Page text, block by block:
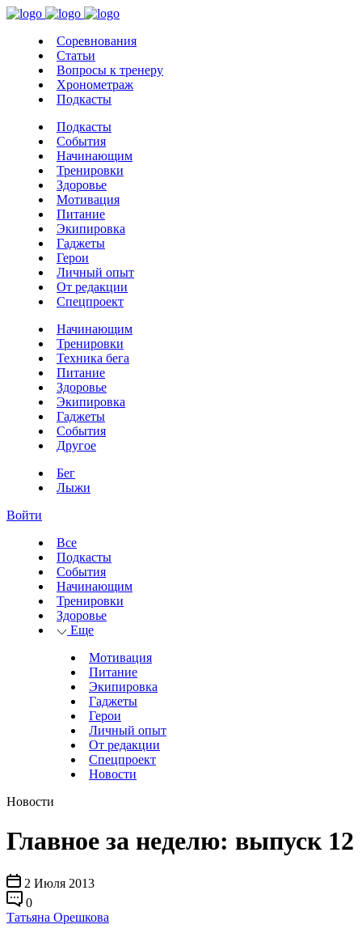
Соревнования
Статьи
Вопросы к тренеру
Хронометраж
Подкасты
Подкасты
События
Начинающим
Тренировки
Здоровье
Мотивация
Питание
Экипировка
Гаджеты
Герои
Личный опыт
От редакции
Спецпроект
Начинающим
Тренировки
Техника бега
Питание
Здоровье
Экипировка
Гаджеты
События
Другое
Бег
Лыжи
Войти
Все
Подкасты
События
Начинающим
Тренировки
Здоровье
Еще
Мотивация
Питание
Экипировка
Гаджеты
Герои
Личный опыт
От редакции
Спецпроект
Новости
Новости
Главное за неделю: выпуск 12
2 Июля 2013
0
Татьяна Орешкова